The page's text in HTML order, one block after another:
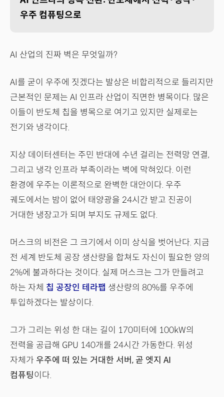
우주 컴퓨팅으로
AI 산업의 진짜 벽은 무엇일까?
AI를 굳이 우주에 짓겠다는 발상은 비합리적으로 들리지만
근본적인 문제는 AI 인프라 산업이 직면한 병목이다. 많은
이들이 반도체 칩을 병목으로 여기고 있지만 실제로는
전기와 냉각이다.
지상 데이터센터는 주민 반대에 수년 걸리는 전력망 연결,
그리고 냉각 인프라 부족이라는 벽에 막혀있다. 이런
환경에 우주는 이론적으로 완벽한 대안이다. 우주
궤도에서는 밤이 없어 태양광을 24시간 받고 진공이
거대한 냉장고가 되며 부지도 규제도 없다.
머스크의 비전은 그 크기에서 이미 상식을 벗어난다. 지금
전 세계 반도체 공장 생산량을 합쳐도 자신이 필요한 양의
2%에 불과하다는 것이다. 실제 머스크는 그가 만들려고
하는 자체 칩 공장인 테라팹 생산량의 80%를 우주에
투입하겠다는 발상이다.
그가 그리는 위성 한 대는 길이 170미터에 100kW의
전력을 공급해 GPU 140개를 24시간 가동한다. 위성
자체가 우주에 떠 있는 거대한 서버, 곧 엣지 AI
컴퓨팅이다.